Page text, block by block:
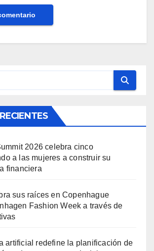
2026 celebra cinco
a las mujeres a construir su
financiera
sus raíces en Copenhague
Fashion Week a través de
artificial redefine la planificación de